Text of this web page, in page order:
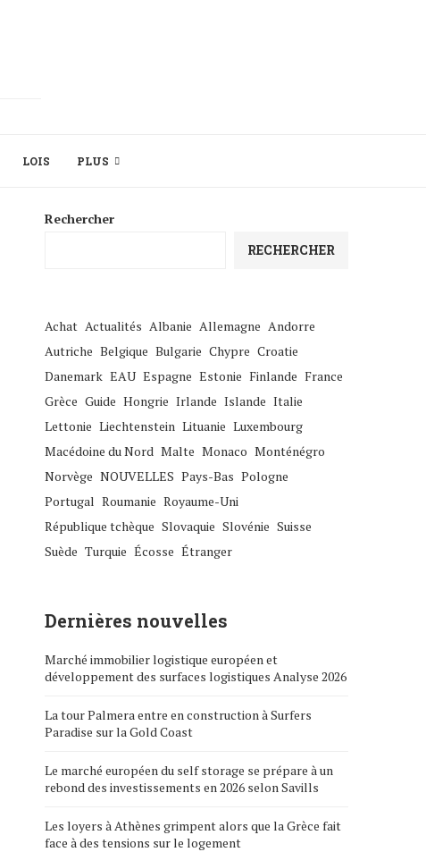
LOIS PLUS
Rechercher
RECHERCHER
Achat Actualités Albanie Allemagne Andorre
Autriche Belgique Bulgarie Chypre Croatie
Danemark EAU Espagne Estonie Finlande France
Grèce Guide Hongrie Irlande Islande Italie
Lettonie Liechtenstein Lituanie Luxembourg
Macédoine du Nord Malte Monaco Monténégro
Norvège NOUVELLES Pays-Bas Pologne
Portugal Roumanie Royaume-Uni
République tchèque Slovaquie Slovénie Suisse
Suède Turquie Écosse Étranger
Dernières nouvelles
Marché immobilier logistique européen et
développement des surfaces logistiques Analyse 2026
La tour Palmera entre en construction à Surfers
Paradise sur la Gold Coast
Le marché européen du self storage se prépare à un
rebond des investissements en 2026 selon Savills
Les loyers à Athènes grimpent alors que la Grèce fait
face à des tensions sur le logement